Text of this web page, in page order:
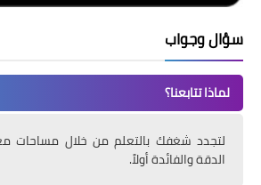
سؤال وجواب
لماذا تتابعنا؟
لتجدد شغفك بالتعلم من خلال مساحات
الدقة والفائدة أولاً.